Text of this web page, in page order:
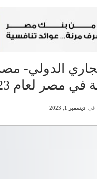
مصر لعام 2023
في ديسمبر 1, 2023